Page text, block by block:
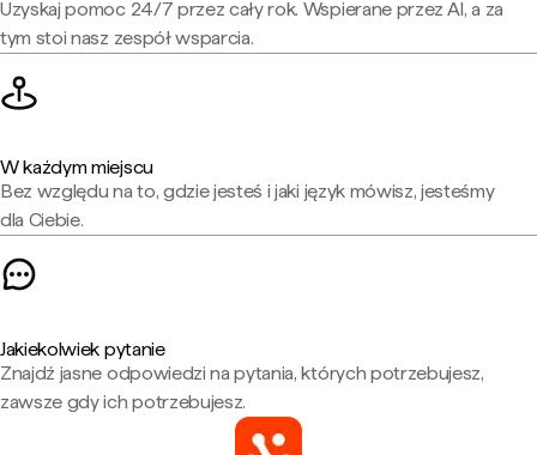
Uzyskaj pomoc 24/7 przez cały rok. Wspierane przez AI, a za
tym stoi nasz zespół wsparcia.
W każdym miejscu
Bez względu na to, gdzie jesteś i jaki język mówisz, jesteśmy
dla Ciebie.
Jakiekolwiek pytanie
Znajdź jasne odpowiedzi na pytania, których potrzebujesz,
zawsze gdy ich potrzebujesz.